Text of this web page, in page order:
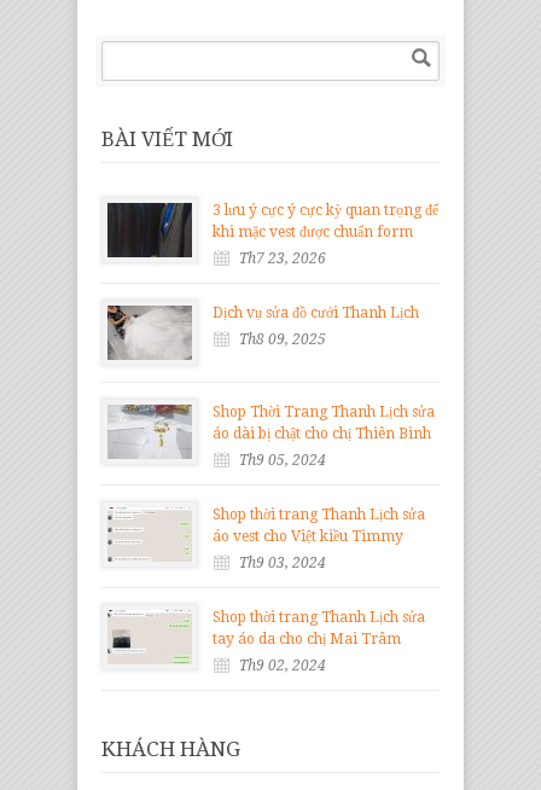
BÀI VIẾT MỚI
3 lưu ý cực ý cực kỳ quan trọng để
khi mặc vest được chuẩn form
Th7 23, 2026
Dịch vụ sửa đồ cưới Thanh Lịch
Th8 09, 2025
Shop Thời Trang Thanh Lịch sửa
áo dài bị chật cho chị Thiên Bình
Th9 05, 2024
Shop thời trang Thanh Lịch sửa
áo vest cho Việt kiều Timmy
Th9 03, 2024
Shop thời trang Thanh Lịch sửa
tay áo da cho chị Mai Trâm
Th9 02, 2024
KHÁCH HÀNG